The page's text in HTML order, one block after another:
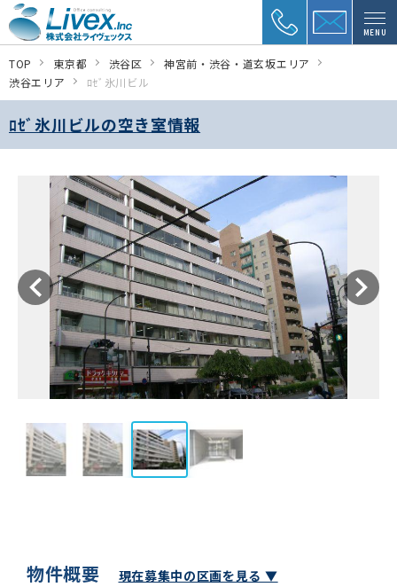
MENU
TOP 東京都 渋谷区
神宮前・渋谷・道玄坂エリア
渋谷エリア
ﾛｾﾞ氷川ビル
ﾛｾﾞ氷川ビルの空き室情報
物件概要 現在募集中の区画を見る ▼